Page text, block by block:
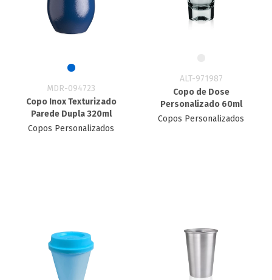
MDR-094723
Copo Inox Texturizado
Parede Dupla 320ml
Copos Personalizados
ALT-971987
Copo de Dose
Personalizado 60ml
Copos Personalizados